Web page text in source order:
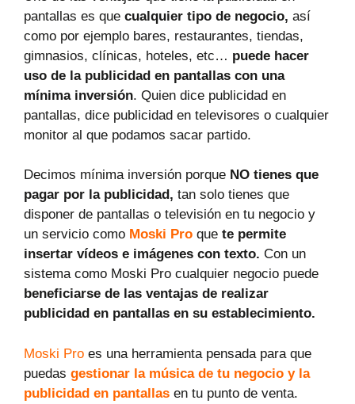
pantallas es que cualquier tipo de negocio, así
como por ejemplo bares, restaurantes, tiendas,
gimnasios, clínicas, hoteles, etc… puede hacer
uso de la publicidad en pantallas con una
mínima inversión. Quien dice publicidad en
pantallas, dice publicidad en televisores o cualquier
monitor al que podamos sacar partido.
Decimos mínima inversión porque NO tienes que
pagar por la publicidad, tan solo tienes que
disponer de pantallas o televisión en tu negocio y
un servicio como Moski Pro que te permite
insertar vídeos e imágenes con texto. Con un
sistema como Moski Pro cualquier negocio puede
beneficiarse de las ventajas de realizar
publicidad en pantallas en su establecimiento.
Moski Pro es una herramienta pensada para que
puedas gestionar la música de tu negocio y la
publicidad en pantallas en tu punto de venta.